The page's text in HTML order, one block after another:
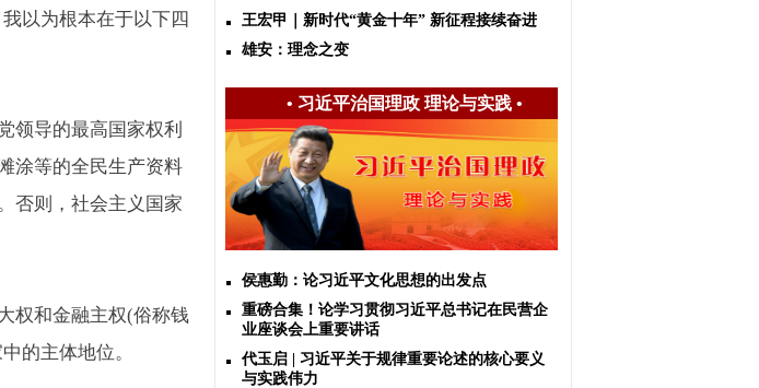
以为根本在于以下四
领导的最高国家权利
涂等的全民生产资料
否则，社会主义国家
权和金融主权(俗称钱
的主体地位。
王宏甲｜新时代“黄金十年” 新征程接续奋进
雄安：理念之变
• 习近平治国理政 理论与实践•
侯惠勤：论习近平文化思想的出发点
重磅合集！论学习贯彻习近平总书记在民营企
业座谈会上重要讲话
代玉启 | 习近平关于规律重要论述的核心要义
与实践伟力